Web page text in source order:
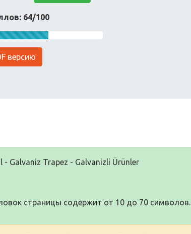
64/100
версию
Galvaniz Trapez - Galvanizli Ürünler
страницы содержит от 10 до 70 символов.